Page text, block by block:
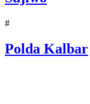
#
Polda Kalbar